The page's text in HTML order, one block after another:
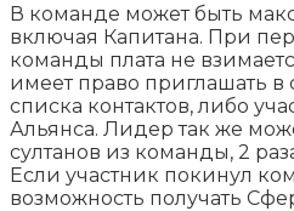
В команде может быть
включая Капитана. При
команды плата не
имеет право приглашать в
списка контактов, либо
Альянса. Лидер так же
султанов из команды, 2
Если участник покинул
возможность получать